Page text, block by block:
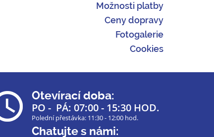
Možnosti platby
Ceny dopravy
Fotogalerie
Cookies
Otevírací doba:
PO - PÁ: 07:00 - 15:30 HOD.
Polední přestávka: 11:30 - 12:00 hod.
Chatujte s námi: